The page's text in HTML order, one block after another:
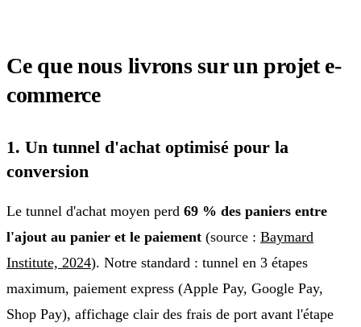
Ce que nous livrons sur un projet e-
commerce
1. Un tunnel d'achat optimisé pour la
conversion
Le tunnel d'achat moyen perd 69 % des paniers entre
l'ajout au panier et le paiement (source : Baymard
Institute, 2024). Notre standard : tunnel en 3 étapes
maximum, paiement express (Apple Pay, Google Pay,
Shop Pay), affichage clair des frais de port avant l'étape